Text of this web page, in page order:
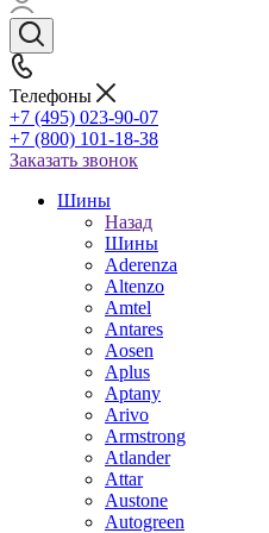
Телефоны
+7 (495) 023-90-07
+7 (800) 101-18-38
Заказать звонок
Шины
Назад
Шины
Aderenza
Altenzo
Amtel
Antares
Aosen
Aplus
Aptany
Arivo
Armstrong
Atlander
Attar
Austone
Autogreen